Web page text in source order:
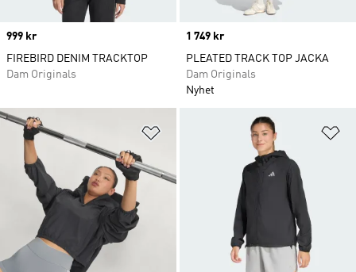
Price
999 kr
FIREBIRD DENIM TRACKTOP
Dam Originals
Price
1 749 kr
PLEATED TRACK TOP JACKA
Dam Originals
Nyhet
Lägg till på önskelistan